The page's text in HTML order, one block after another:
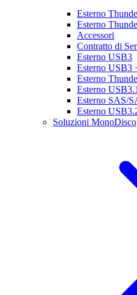
Esterno
Esterno
Accessori
Contratto di
Esterno USB3
Esterno USB3
Esterno
Esterno
Esterno SAS/
Esterno
Soluzioni MonoDisco